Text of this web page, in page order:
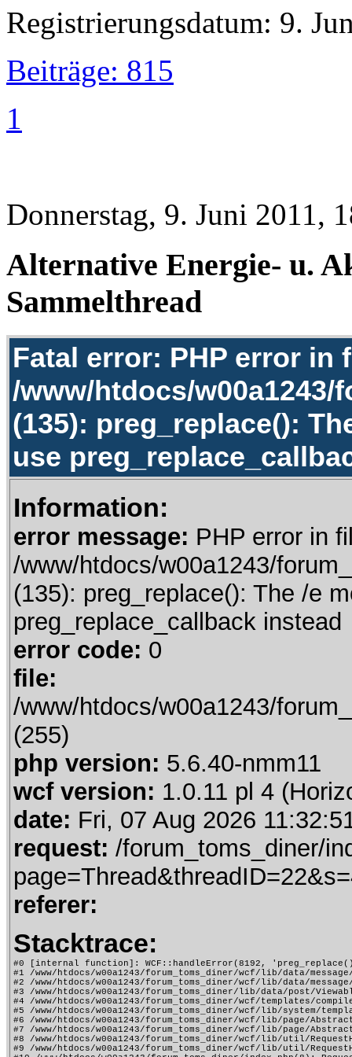
Registrierungsdatum: 9.
Beiträge: 815
1
Donnerstag, 9. Juni 2011,
Alternative Energie- u.
Sammelthread
Fatal error: PHP error in
/www/htdocs/
(135): preg_replace():
use
Information:
error message: PHP error in
/www/htdocs/w00a1243/
(135): preg_replace(): The /e
preg_replace_callback instead
error code: 0
file:
/www/htdocs/w00a1243/
(255)
php version: 5.6.40-nmm11
wcf version: 1.0.11 pl 4
date: Fri, 07 Aug 2026
request: /forum_toms_diner/
referer:
Stacktrace:
#0 [internal function]: WCF::handleError(8192,
#1 /www/htdocs/w00a1243/forum_toms_diner/wcf/lib/data/
#2 /www/htdocs/w00a1243/forum_toms_diner/wcf/lib/data/
#3 /www/htdocs/w00a1243/forum_toms_diner/lib/data/post/
#4 /www/htdocs/w00a1243/forum_toms_diner/wcf/templates/
#5 /www/htdocs/w00a1243/forum_toms_diner/wcf/lib/system/
#6 /www/htdocs/w00a1243/forum_toms_diner/wcf/lib/page/
#7 /www/htdocs/w00a1243/forum_toms_diner/wcf/lib/page/
#8 /www/htdocs/w00a1243/forum_toms_diner/wcf/lib/util/
#9 /www/htdocs/w00a1243/forum_toms_diner/wcf/lib/util/